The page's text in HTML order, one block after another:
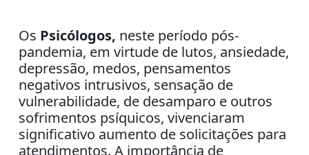
Os Psicólogos, neste período pós-
pandemia, em virtude de lutos, ansiedade,
depressão, medos, pensamentos
negativos intrusivos, sensação de
vulnerabilidade, de desamparo e outros
sofrimentos psíquicos, vivenciaram
significativo aumento de solicitações para
atendimentos. A importância de